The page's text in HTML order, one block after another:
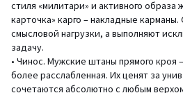
стиля «милитари» и активного образа
карточка» карго – накладные
смысловой нагрузки, а выполняют
задачу.
• Чинос. Мужские штаны прямого кроя
более расслабленная. Их ценят за
сочетаются абсолютно с любым